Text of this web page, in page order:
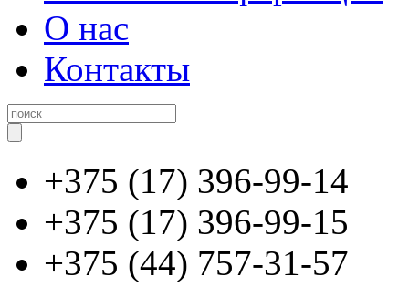
О нас
Контакты
+375 (17) 396-99-14
+375 (17) 396-99-15
+375 (44) 757-31-57